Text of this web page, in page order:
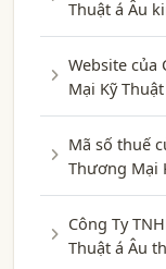
Thuật á Âu
Website của
Mại Kỹ
Mã số thuế
Thương Mại
Công Ty
Thuật á Âu